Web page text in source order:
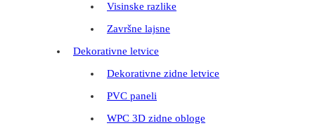
Visinske razlike
Završne lajsne
Dekorativne letvice
Dekorativne zidne letvice
PVC paneli
WPC 3D zidne obloge